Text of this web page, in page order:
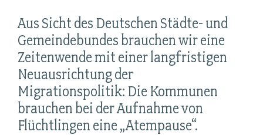
Aus Sicht des Deutschen Städte- und
Gemeindebundes brauchen wir eine
Zeitenwende mit einer langfristigen
Neuausrichtung der
Migrationspolitik: Die Kommunen
brauchen bei der Aufnahme von
Flüchtlingen eine „Atempause“.